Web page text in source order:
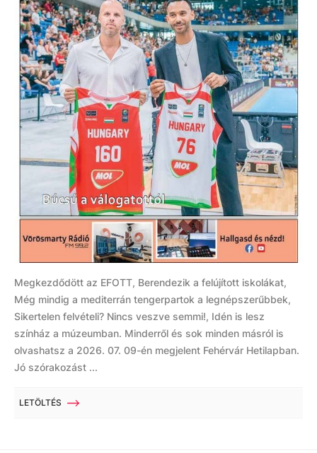
Megkezdődött az EFOTT, Berendezik a felújított iskolákat,
Még mindig a mediterrán tengerpartok a legnépszerűbbek,
Sikertelen felvételi? Nincs veszve semmi!, Idén is lesz
színház a múzeumban. Minderről és sok minden másról is
olvashatsz a 2026. 07. 09-én megjelent Fehérvár Hetilapban.
Jó szórakozást ...
LETÖLTÉS